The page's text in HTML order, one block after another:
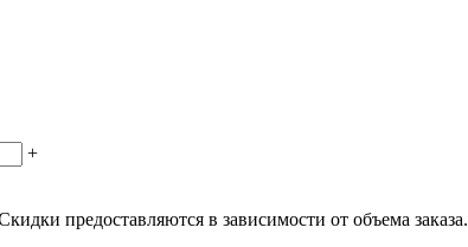
+
предоставляются в зависимости от объема заказа.